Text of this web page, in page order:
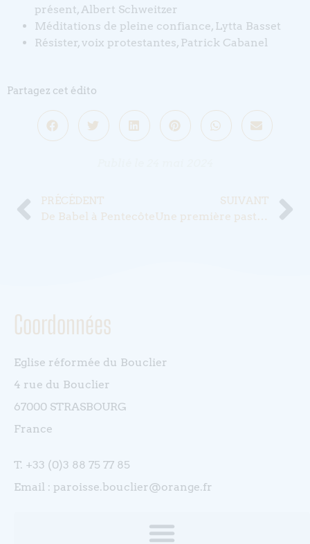
présent, Albert Schweitzer
Méditations de pleine confiance, Lytta Basset
Résister, voix protestantes, Patrick Cabanel
Partagez cet édito
PRÉCÉDENT
De Babel à Pentecôte
SUIVANT
Une première pastorale nationale
Coordonnées
Eglise réformée du Bouclier
4 rue du Bouclier
67000 STRASBOURG
France
T. +33 (0)3 88 75 77 85
Email : paroisse.bouclier@orange.fr